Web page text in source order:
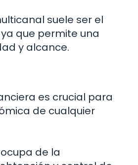
suele ser el
que permite una
y alcance.
es crucial para
de cualquier
de la